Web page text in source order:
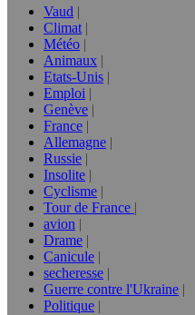
Vaud
Climat
Météo
Animaux
Etats-Unis
Emploi
Genève
France
Allemagne
Russie
Insolite
Cyclisme
Tour de France
avion
Drame
Canicule
secheresse
Guerre contre l'Ukraine
Politique